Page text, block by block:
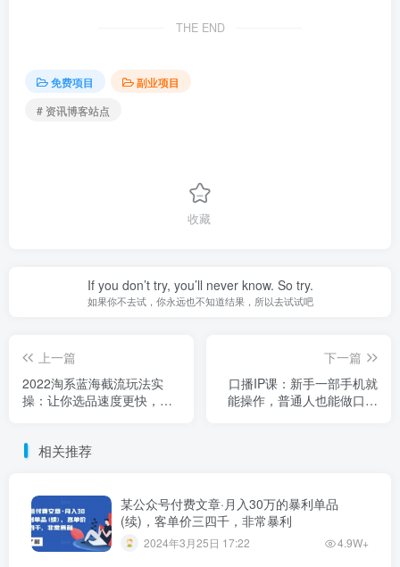
THE END
免费项目
副业项目
# 资讯博客站点
收藏
If you don’t try, you’ll never know. So try.
如果你不去试，你永远也不知道结果，所以去试试吧
上一篇
2022淘系蓝海截流玩法实
操：让你选品速度更快，提
下一篇
口播IP课：新手一部手机就
能操作，普通人也能做口播
相关推荐
某公众号付费文章·月入30万的暴利单品
(续)，客单价三四千，非常暴利
2024年3月25日 17:22 4.9W+